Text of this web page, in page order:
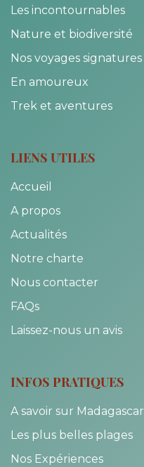
Les incontournables
Nature et biodiversité
Nos voyages signatures
En amoureux
Trek et aventures
LIENS UTILES
Accueil
A propos
Actualités
Notre charte
Nous contacter
FAQs
Laissez-nous un avis
INFOS PRATIQUES
A savoir sur Madagascar
Les plus belles plages
Nos Expériences